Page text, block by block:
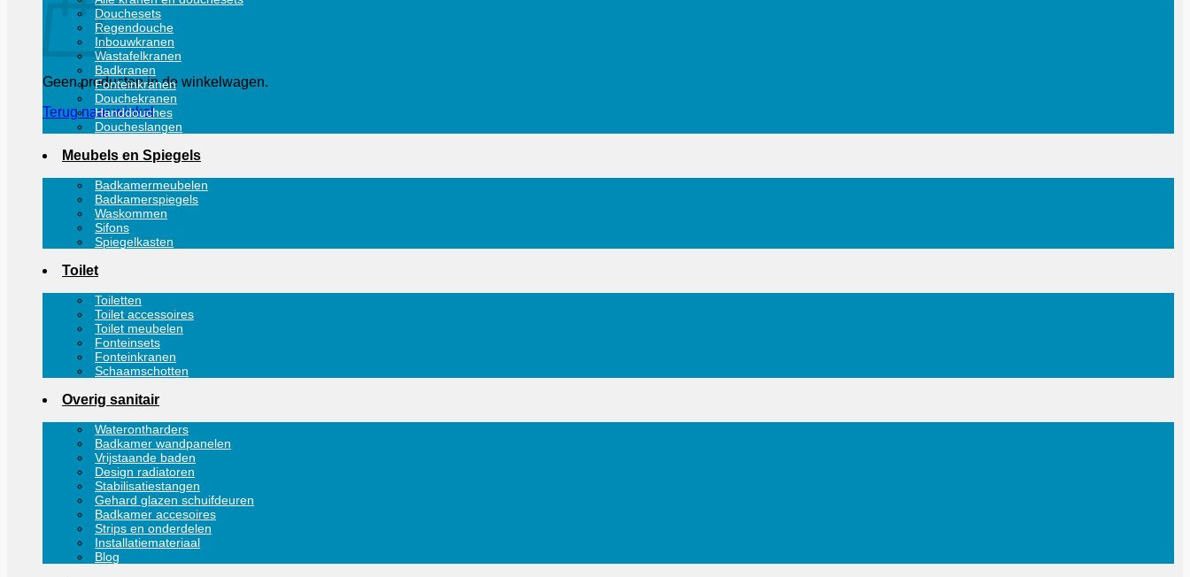
Geen producten in de winkelwagen.
Terug naar winkel
Douchesets
Regendouche
Inbouwkranen
Wastafelkranen
Badkranen
Fonteinkranen
Douchekranen
Handdouches
Doucheslangen
Meubels en Spiegels
Badkamermeubelen
Badkamerspiegels
Waskommen
Sifons
Spiegelkasten
Toilet
Toiletten
Toilet accessoires
Toilet meubelen
Fonteinsets
Fonteinkranen
Schaamschotten
Overig sanitair
Waterontharders
Badkamer wandpanelen
Vrijstaande baden
Design radiatoren
Stabilisatiestangen
Gehard glazen schuifdeuren
Badkamer accesoires
Strips en onderdelen
Installatiemateriaal
Blog